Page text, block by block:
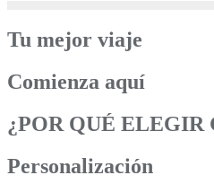
Tu mejor viaje
Comienza aquí
¿POR QUÉ ELEGIR
Personalización